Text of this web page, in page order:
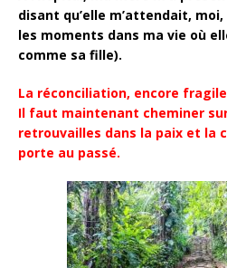
disant qu’elle m’attendait,
les moments dans ma vie où
comme sa fille).
La réconciliation, encore
Il faut maintenant cheminer
retrouvailles dans la paix et la
porte au passé.